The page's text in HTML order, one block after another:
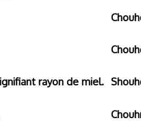
rayon de miel.